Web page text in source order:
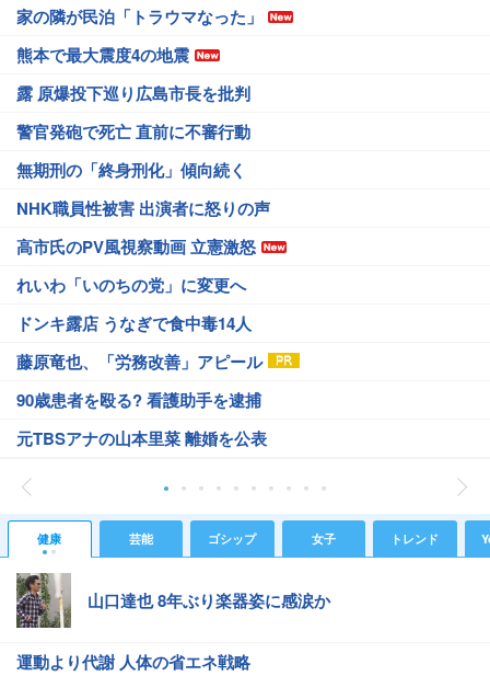
家の隣が民泊「トラウマなった」
熊本で最大震度4の地震
露 原爆投下巡り広島市長を批判
警官発砲で死亡 直前に不審行動
無期刑の「終身刑化」傾向続く
NHK職員性被害 出演者に怒りの声
高市氏のPV風視察動画 立憲激怒
れいわ「いのちの党」に変更へ
ドンキ露店 うなぎで食中毒14人
藤原竜也、「労務改善」アピール
90歳患者を殴る? 看護助手を逮捕
元TBSアナの山本里菜 離婚を公表
健康 芸能 ゴシップ 女子 トレンド
山口達也 8年ぶり楽器姿に感涙か
運動より代謝 人体の省エネ戦略